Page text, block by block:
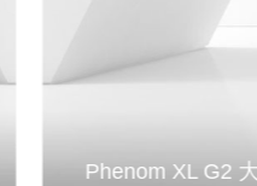
Phenom XL G2